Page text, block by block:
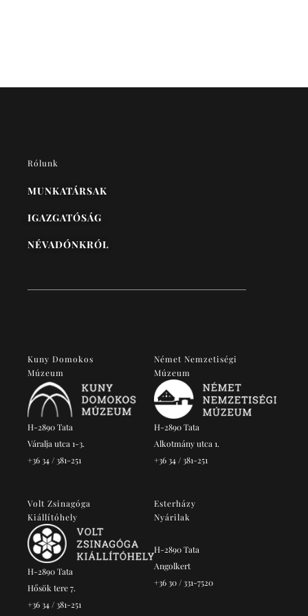
Rólunk
MUNKATÁRSAK
IGAZGATÓSÁG
NÉVADÓNKRÓL
Kuny Domokos
Múzeum
H-2890 Tata
Váralja utca 1-3.
+36 34 / 381-251
Német Nemzetiségi
Múzeum
H-2890 Tata
Alkotmány utca 1.
+36 34 / 381-251
Volt Zsinagóga
Kiállítóhely
H-2890 Tata
Hősök tere 7.
+36 34 / 381-251
Esterházy
Nyárilak
H-2890 Tata
Angolkert
+36 30 / 331-7520